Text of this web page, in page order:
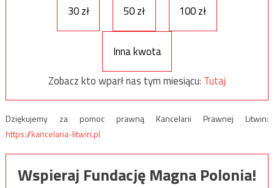
30 zł
50 zł 100 zł
Inna kwota
Zobacz kto wparł nas tym miesiącu: Tutaj
Dziękujemy za pomoc prawną Kancelarii Prawnej Litwin:
https://kancelaria-litwin.pl
Wspieraj Fundację Magna Polonia!